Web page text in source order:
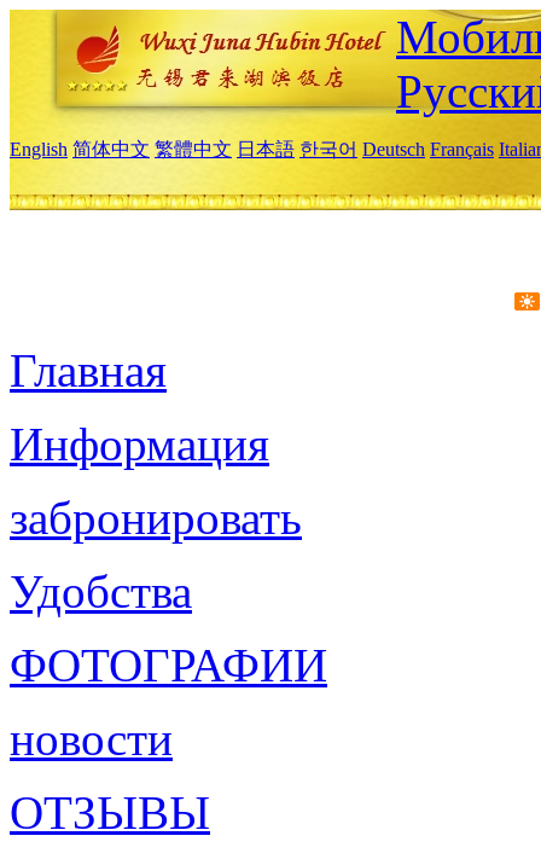
English 简体中文 繁體中文 日本語 한국어 Deutsch Français
Главная
Информация
забронировать
Удобства
ФОТОГРАФИИ
новости
ОТЗЫВЫ